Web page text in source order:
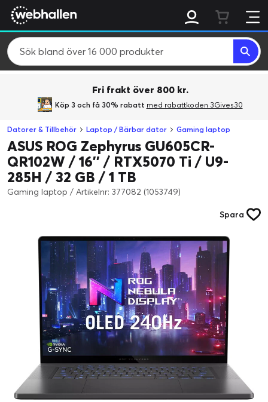
Fri frakt över 800 kr.
Köp 3 och få 30% rabatt med rabattkoden 3Gives30
Datorer & Tillbehör Laptop / Bärbar dator Gaming laptop
ASUS ROG Zephyrus GU605CR-
QR102W / 16'' / RTX5070 Ti / U9-
285H / 32 GB / 1 TB
Gaming laptop / Artikelnr: 377082 (1053749)
Spara